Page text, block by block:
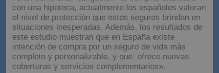
con una hipoteca, actualmente los españoles valoran
el nivel de protección que estos seguros brindan en
situaciones inesperadas. Además, los resultados de
este estudio muestran que en España existe
intención de compra por un seguro de vida más
completo y personalizable, y que ofrece nuevas
coberturas y servicios complementarios».